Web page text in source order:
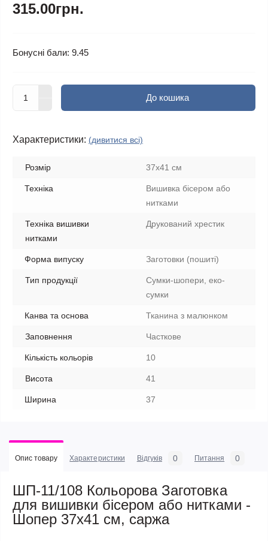
315.00грн.
Бонусні бали: 9.45
До кошика
Характеристики: (дивитися всі)
Розмір 37x41 см
Техніка
Вишивка бісером або
нитками
Техніка вишивки
нитками
Друкований хрестик
Форма випуску Заготовки (пошиті)
Тип продукції
Сумки-шопери, еко-
сумки
Канва та основа Тканина з малюнком
Заповнення Часткове
Кількість кольорів 10
Висота 41
Ширина 37
Опис товару Характеристики Відгуків 0 Питання 0
ШП-11/108 Кольорова Заготовка
для вишивки бісером або нитками -
Шопер 37x41 см, саржа